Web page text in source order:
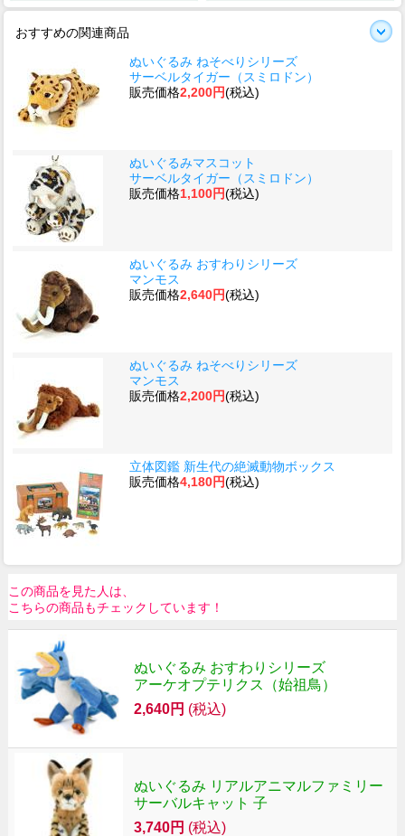
おすすめの関連商品
ぬいぐるみ ねそべりシリーズ
サーベルタイガー（スミロドン）
販売価格2,200円(税込)
ぬいぐるみマスコット
サーベルタイガー（スミロドン）
販売価格1,100円(税込)
ぬいぐるみ おすわりシリーズ
マンモス
販売価格2,640円(税込)
ぬいぐるみ ねそべりシリーズ
マンモス
販売価格2,200円(税込)
立体図鑑 新生代の絶滅動物ボックス
販売価格4,180円(税込)
この商品を見た人は、
こちらの商品もチェックしています！
ぬいぐるみ おすわりシリーズ
アーケオプテリクス（始祖鳥）
2,640円 (税込)
ぬいぐるみ リアルアニマルファミリー
サーバルキャット 子
3,740円 (税込)